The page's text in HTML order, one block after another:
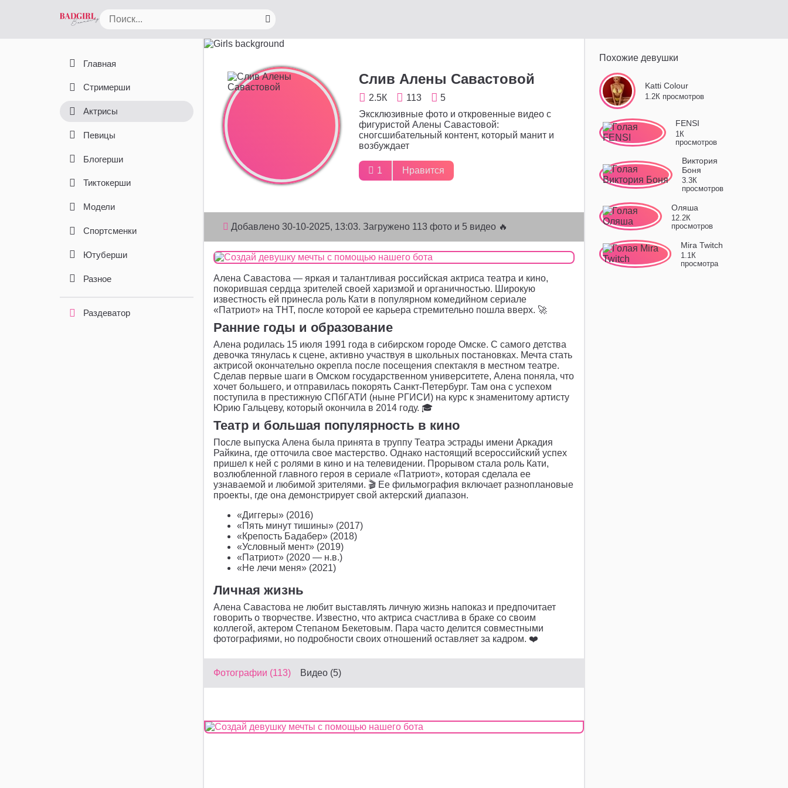
Главная
Стримерши
Актрисы
Певицы
Блогерши
Тиктокерши
Модели
Спортсменки
Ютуберши
Разное
Раздеватор
Слив Алены Савастовой
2.5К 113
5
Эксклюзивные фото и откровенные видео с
фигуристой Алены Савастовой:
сногсшибательный контент, который манит и
возбуждает
1 Нравится
Добавлено 30-10-2025, 13:03. Загружено 113 фото и 5 видео 🔥
Алена Савастова — яркая и талантливая российская актриса театра и кино,
покорившая сердца зрителей своей харизмой и органичностью. Широкую
известность ей принесла роль Кати в популярном комедийном сериале
«Патриот» на ТНТ, после которой ее карьера стремительно пошла вверх. 🚀
Ранние годы и образование
Алена родилась 15 июля 1991 года в сибирском городе Омске. С самого детства
девочка тянулась к сцене, активно участвуя в школьных постановках. Мечта стать
актрисой окончательно окрепла после посещения спектакля в местном театре.
Сделав первые шаги в Омском государственном университете, Алена поняла, что
хочет большего, и отправилась покорять Санкт-Петербург. Там она с успехом
поступила в престижную СПбГАТИ (ныне РГИСИ) на курс к знаменитому артисту
Юрию Гальцеву, который окончила в 2014 году. 🎓
Театр и большая популярность в кино
После выпуска Алена была принята в труппу Театра эстрады имени Аркадия
Райкина, где отточила свое мастерство. Однако настоящий всероссийский успех
пришел к ней с ролями в кино и на телевидении. Прорывом стала роль Кати,
возлюбленной главного героя в сериале «Патриот», которая сделала ее
узнаваемой и любимой зрителями. 🎬 Ее фильмография включает разноплановые
проекты, где она демонстрирует свой актерский диапазон.
«Диггеры» (2016)
«Пять минут тишины» (2017)
«Крепость Бадабер» (2018)
«Условный мент» (2019)
«Патриот» (2020 — н.в.)
«Не лечи меня» (2021)
Личная жизнь
Алена Савастова не любит выставлять личную жизнь напоказ и предпочитает
говорить о творчестве. Известно, что актриса счастлива в браке со своим
коллегой, актером Степаном Бекетовым. Пара часто делится совместными
фотографиями, но подробности своих отношений оставляет за кадром. ❤️
Фотографии (113) Видео (5)
Похожие девушки
Katti Colour
1.2К просмотров
FENSI
1К
просмотров
Виктория
Боня
3.3К
просмотров
Оляша
12.2К
просмотров
Mira Twitch
1.1К
просмотра